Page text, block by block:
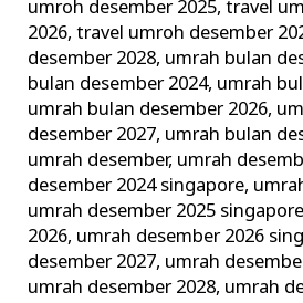
umroh desember 2025,travel
2026,travel umroh desember
desember 2028, umrah bulan
bulan desember 2024, umrah
umrah bulan desember 2026,
desember 2027, umrah bulan
umrah desember, umrah
desember 2024 singapore,
umrah desember 2025
2026, umrah desember 2026
desember 2027, umrah
umrah desember 2028, umrah